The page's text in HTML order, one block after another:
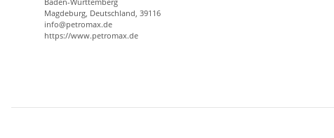
Magdeburg, Deutschland, 39116
info@petromax.de
https://www.petromax.de